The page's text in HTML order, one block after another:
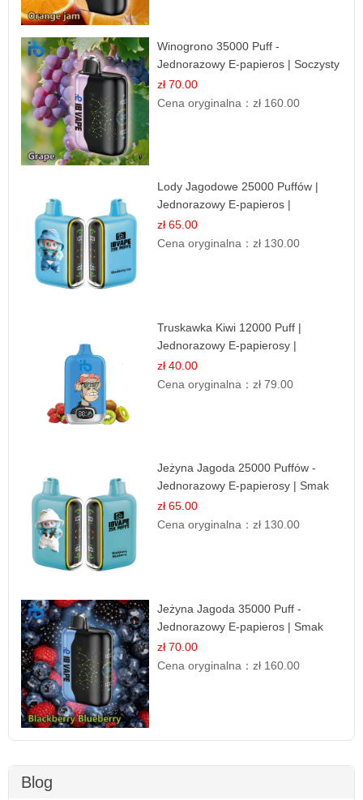
Winogrono 35000 Puff -
Jednorazowy E-papieros | Soczysty
Smak Winogron
zł 70.00
Cena oryginalna：zł 160.00
Lody Jagodowe 25000 Puffów |
Jednorazowy E-papieros |
Deserowy Smak
zł 65.00
Cena oryginalna：zł 130.00
Truskawka Kiwi 12000 Puff |
Jednorazowy E-papierosy |
Owocowa Mieszanka
zł 40.00
Cena oryginalna：zł 79.00
Jeżyna Jagoda 25000 Puffów -
Jednorazowy E-papierosy | Smak
Leśnych Owoców
zł 65.00
Cena oryginalna：zł 130.00
Jeżyna Jagoda 35000 Puff -
Jednorazowy E-papieros | Smak
Leśnych Owoców
zł 70.00
Cena oryginalna：zł 160.00
Blog